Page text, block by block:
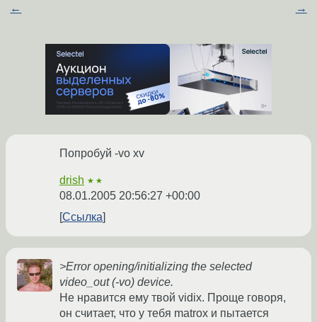
← →
Попробуй -vo xv
drish ★★
08.01.2005 20:56:27 +00:00
Ссылка
>Error opening/initializing the selected
video_out (-vo) device.
Не нравится ему твой vidix. Проще говоря,
он считает, что у тебя matrox и пытается